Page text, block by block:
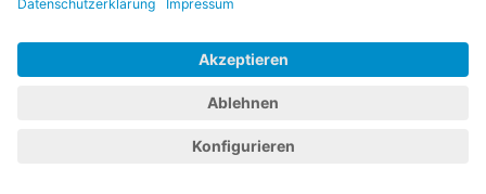
Hilfe
Kontakt
SchriftgrößeKontrastwechsel